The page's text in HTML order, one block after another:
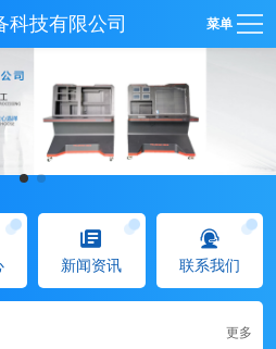
科技有限公司 菜单
新闻资讯 联系我们
更多